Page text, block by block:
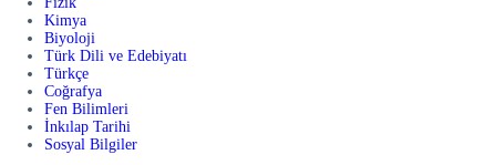
Kimya
Biyoloji
Türk Dili ve Edebiyatı
Türkçe
Coğrafya
Fen Bilimleri
İnkılap Tarihi
Sosyal Bilgiler